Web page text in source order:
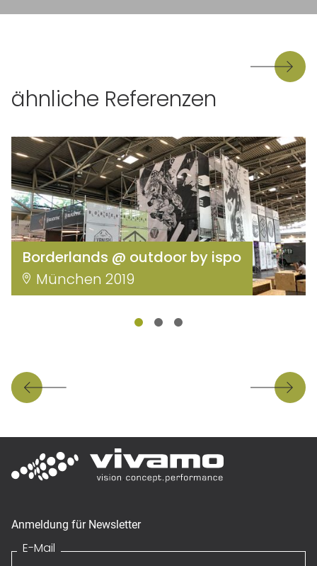
ähnliche Referenzen
Borderlands @ outdoor by ispo
München 2019
Anmeldung für Newsletter
E-Mail